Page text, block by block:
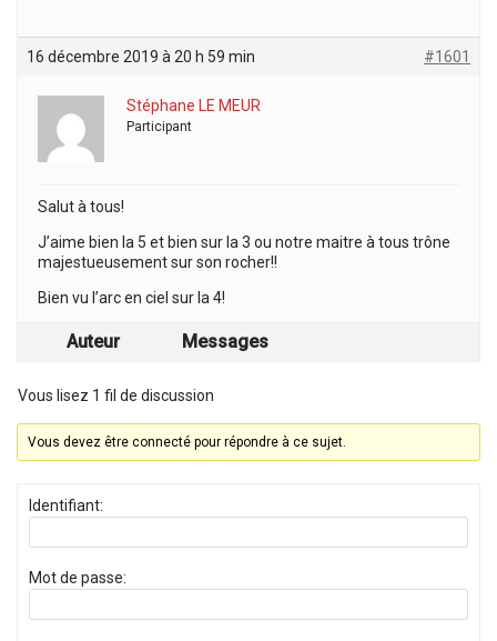
16 décembre 2019 à 20 h 59 min #1601
Stéphane LE MEUR
Participant
Salut à tous!
J’aime bien la 5 et bien sur la 3 ou notre maitre à tous trône
majestueusement sur son rocher!!
Bien vu l’arc en ciel sur la 4!
Auteur Messages
Vous lisez 1 fil de discussion
Vous devez être connecté pour répondre à ce sujet.
Identifiant:
Mot de passe: